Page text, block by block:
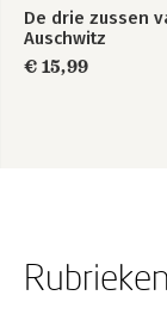
De drie zussen
Auschwitz
€ 15,99
Rubrieken